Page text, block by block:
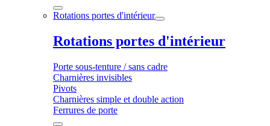
Rotations portes d'intérieur
Rotations portes d'intérieur
Porte sous-tenture / sans cadre
Charnières invisibles
Pivots
Charnières simple et double action
Ferrures de porte